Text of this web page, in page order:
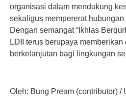
organisasi dalam mendukung
sekaligus mempererat
Dengan semangat “Ikhlas
LDII terus berupaya
berkelanjutan bagi lingkungan
Oleh: Bung Pream (contributor) /